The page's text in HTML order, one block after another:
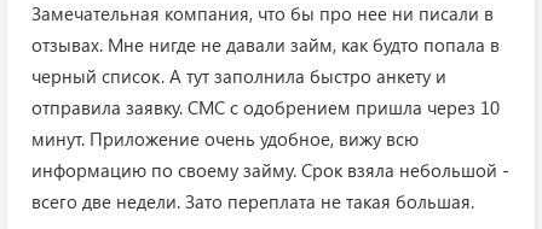
Замечательная компания, что бы про нее ни писали в
отзывах. Мне нигде не давали займ, как будто попала в
черный список. А тут заполнила быстро анкету и
отправила заявку. СМС с одобрением пришла через 10
минут. Приложение очень удобное, вижу всю
информацию по своему займу. Срок взяла небольшой -
всего две недели. Зато переплата не такая большая.